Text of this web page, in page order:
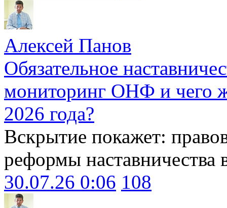
Алексей Панов
Обязательное
мониторинг ОНФ и чего
2026 года?
Вскрытие покажет:
реформы наставничества
30.07.26 0:06 108